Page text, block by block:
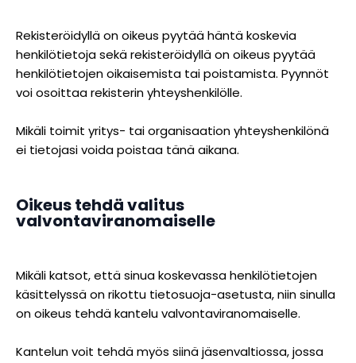
Rekisteröidyllä on oikeus pyytää häntä koskevia
henkilötietoja sekä rekisteröidyllä on oikeus pyytää
henkilötietojen oikaisemista tai poistamista. Pyynnöt
voi osoittaa rekisterin yhteyshenkilölle.
Mikäli toimit yritys- tai organisaation yhteyshenkilönä
ei tietojasi voida poistaa tänä aikana.
Oikeus tehdä valitus
valvontaviranomaiselle
Mikäli katsot, että sinua koskevassa henkilötietojen
käsittelyssä on rikottu tietosuoja-asetusta, niin sinulla
on oikeus tehdä kantelu valvontaviranomaiselle.
Kantelun voit tehdä myös siinä jäsenvaltiossa, jossa